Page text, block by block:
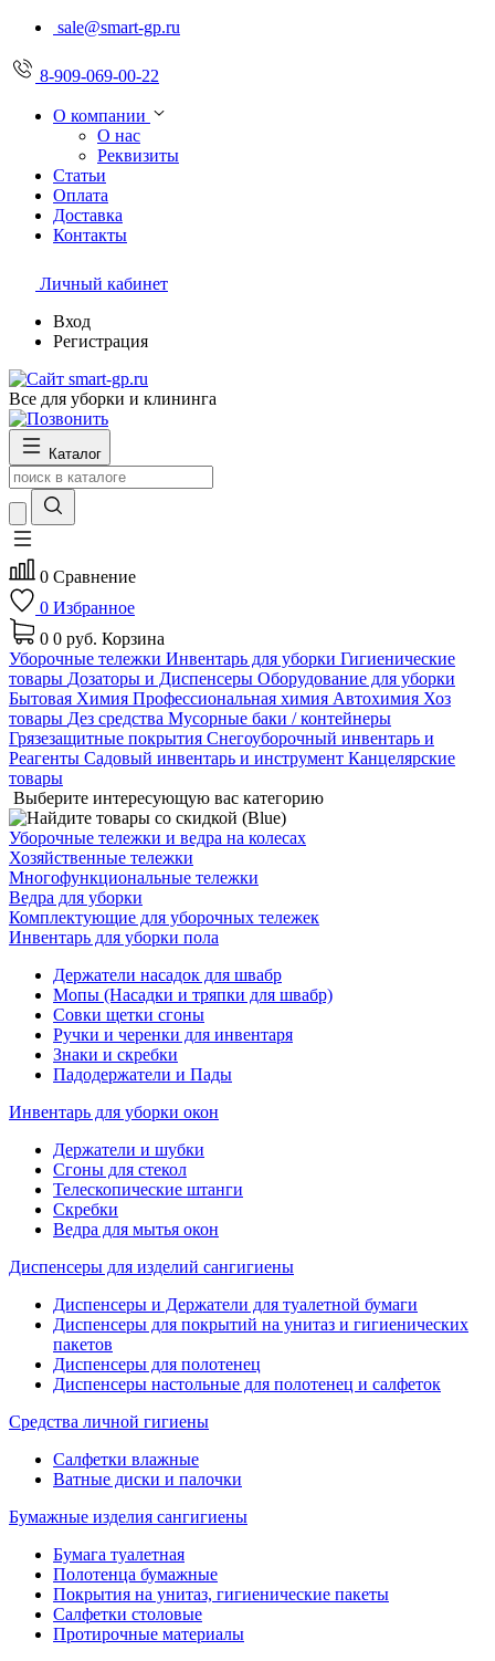
sale@smart-gp.ru
8-909-069-00-22
О компании
О нас
Реквизиты
Статьи
Оплата
Доставка
Контакты
Личный кабинет
Вход
Регистрация
Все для уборки и клининга
Каталог
0 Сравнение
0 Избранное
0 0 руб. Корзина
Уборочные тележки Инвентарь для уборки Гигиенические
товары Дозаторы и Диспенсеры Оборудование для уборки
Бытовая Химия Профессиональная химия Автохимия Хоз
товары Дез средства Мусорные баки / контейнеры
Грязезащитные покрытия Снегоуборочный инвентарь и
Реагенты Садовый инвентарь и инструмент Канцелярские
товары
Выберите интересующую вас категорию
Уборочные тележки и ведра на колесах
Хозяйственные тележки
Многофункциональные тележки
Ведра для уборки
Комплектующие для уборочных тележек
Инвентарь для уборки пола
Держатели насадок для швабр
Мопы (Насадки и тряпки для швабр)
Совки щетки сгоны
Ручки и черенки для инвентаря
Знаки и скребки
Падодержатели и Пады
Инвентарь для уборки окон
Держатели и шубки
Сгоны для стекол
Телескопические штанги
Скребки
Ведра для мытья окон
Диспенсеры для изделий сангигиены
Диспенсеры и Держатели для туалетной бумаги
Диспенсеры для покрытий на унитаз и гигиенических
пакетов
Диспенсеры для полотенец
Диспенсеры настольные для полотенец и салфеток
Средства личной гигиены
Салфетки влажные
Ватные диски и палочки
Бумажные изделия сангигиены
Бумага туалетная
Полотенца бумажные
Покрытия на унитаз, гигиенические пакеты
Салфетки столовые
Протирочные материалы